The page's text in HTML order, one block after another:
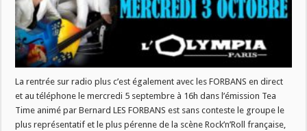
La rentrée sur radio plus c’est également avec les FORBANS en direct
et au téléphone le mercredi 5 septembre à 16h dans l’émission Tea
Time animé par Bernard LES FORBANS est sans conteste le groupe le
plus représentatif et le plus pérenne de la scène Rock’n’Roll française,